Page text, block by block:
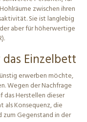
zwischen ihren
Sie ist langlebig
aber für höherwertige
Einzelbett
erwerben möchte,
Wegen der Nachfrage
Herstellen dieser
als Konsequenz, die
Gegenstand in der